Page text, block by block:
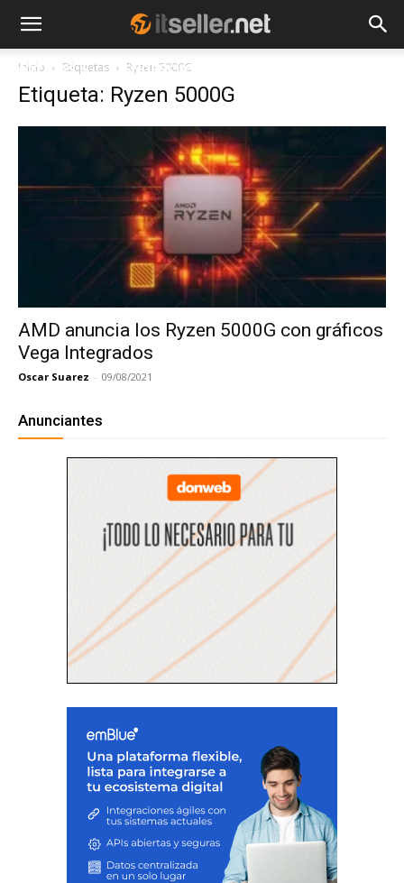
NOTICIAS TENDENCIAS
Inicio Etiquetas Ryzen 5000G
Etiqueta: Ryzen 5000G
AMD anuncia los Ryzen 5000G con gráficos
Vega Integrados
Oscar Suarez - 09/08/2021
Anunciantes